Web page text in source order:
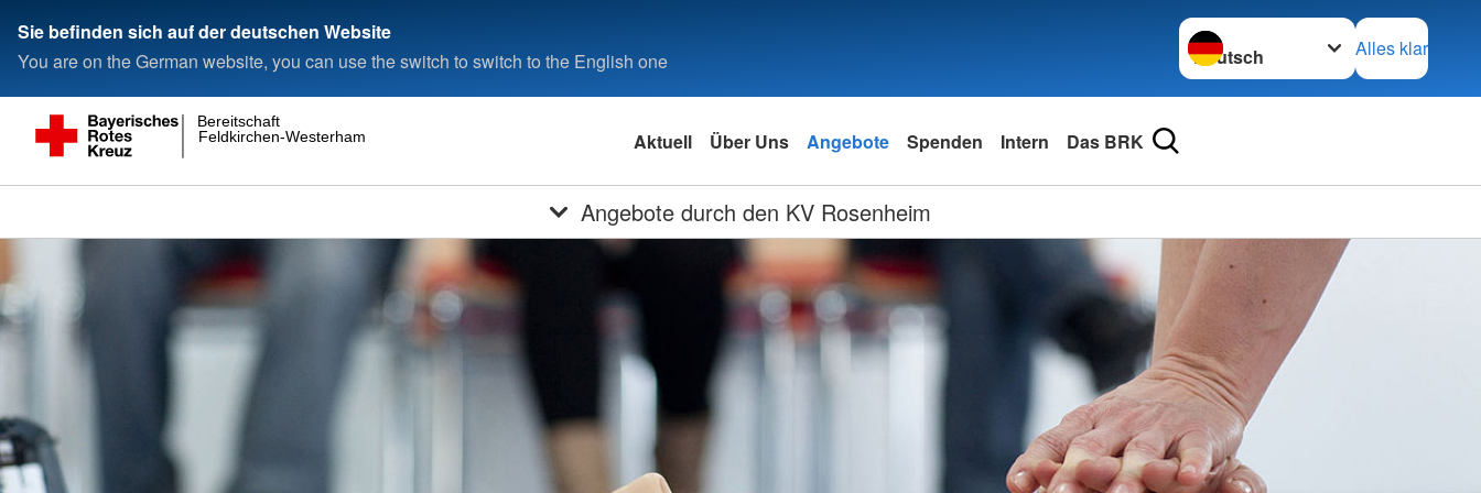
Sie befinden sich auf der deutschen Website
You are on the German website, you can use the switch to switch to the English one
Sprache wechseln zu
Alles klar
Feldkirchen-Westerham
Bereitschaft
Aktuell Über Uns Angebote Spenden Intern Das BRK
Angebote durch den KV Rosenheim